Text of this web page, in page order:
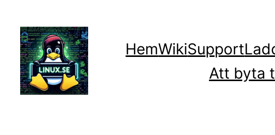
innehåll
HemWikiSupport
Att byta